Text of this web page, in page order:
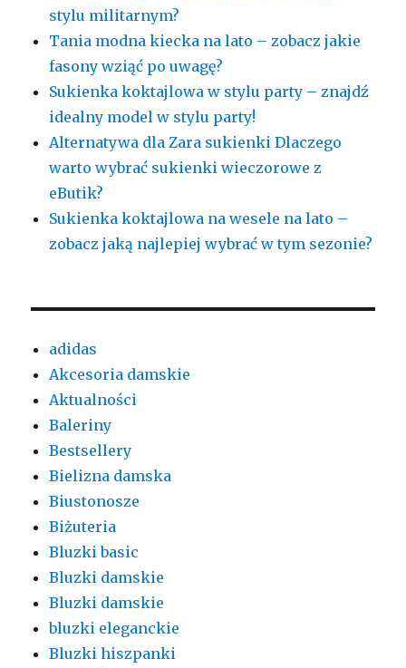
stylu militarnym?
Tania modna kiecka na lato – zobacz jakie
fasony wziąć po uwagę?
Sukienka koktajlowa w stylu party – znajdź
idealny model w stylu party!
Alternatywa dla Zara sukienki Dlaczego
warto wybrać sukienki wieczorowe z
eButik?
Sukienka koktajlowa na wesele na lato –
zobacz jaką najlepiej wybrać w tym sezonie?
adidas
Akcesoria damskie
Aktualności
Baleriny
Bestsellery
Bielizna damska
Biustonosze
Biżuteria
Bluzki basic
Bluzki damskie
Bluzki damskie
bluzki eleganckie
Bluzki hiszpanki